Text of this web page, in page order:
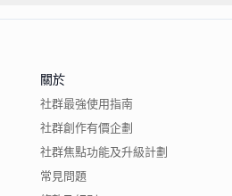
關於
社群最強使用指南
社群創作有價企劃
社群焦點功能及升級計劃
常見問題